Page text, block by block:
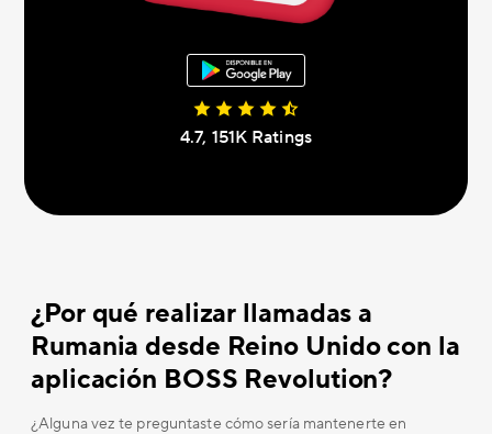
4.7, 151K Ratings
¿Por qué realizar llamadas a
Rumania desde Reino Unido con la
aplicación BOSS Revolution?
¿Alguna vez te preguntaste cómo sería mantenerte en